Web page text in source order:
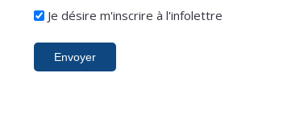
Infolettre
Je désire m'inscrire à l'infolettre
Envoyer